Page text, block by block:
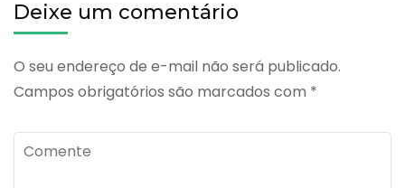
Deixe um comentário
O seu endereço de e-mail não será publicado.
Campos obrigatórios são marcados com *
Comente